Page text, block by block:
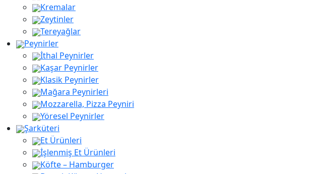
Kremalar
Zeytinler
Tereyağlar
Peynirler
İthal Peynirler
Kaşar Peynirler
Klasik Peynirler
Mağara Peynirleri
Mozzarella, Pizza Peyniri
Yöresel Peynirler
Şarküteri
Et Ürünleri
İşlenmiş Et Ürünleri
Köfte – Hamburger